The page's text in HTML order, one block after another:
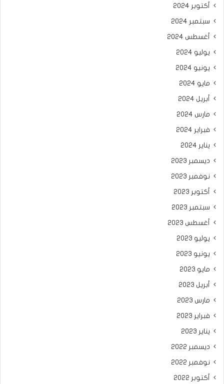
أكتوبر 2024
سبتمبر 2024
أغسطس 2024
يوليو 2024
يونيو 2024
مايو 2024
أبريل 2024
مارس 2024
فبراير 2024
يناير 2024
ديسمبر 2023
نوفمبر 2023
أكتوبر 2023
سبتمبر 2023
أغسطس 2023
يوليو 2023
يونيو 2023
مايو 2023
أبريل 2023
مارس 2023
فبراير 2023
يناير 2023
ديسمبر 2022
نوفمبر 2022
أكتوبر 2022